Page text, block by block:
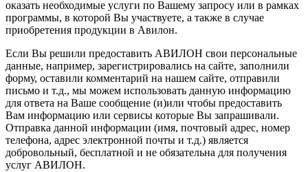
оказать необходимые услуги по Вашему запросу или в рамках
программы, в которой Вы участвуете, а также в случае
приобретения продукции в Авилон.
Если Вы решили предоставить АВИЛОН свои персональные
данные, например, зарегистрировались на сайте, заполнили
форму, оставили комментарий на нашем сайте, отправили
письмо и т.д., мы можем использовать данную информацию
для ответа на Ваше сообщение (и)или чтобы предоставить
Вам информацию или сервисы которые Вы запрашивали.
Отправка данной информации (имя, почтовый адрес, номер
телефона, адрес электронной почты и т.д.) является
добровольный, бесплатной и не обязательна для получения
услуг АВИЛОН.